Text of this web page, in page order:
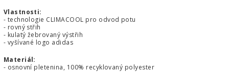
Vlastnosti:
- technologie CLIMACOOL pro odvod potu
- rovný střih
- kulatý žebrovaný výstřih
- vyšívané logo adidas
Materiál:
- osnovní pletenina, 100% recyklovaný polyester